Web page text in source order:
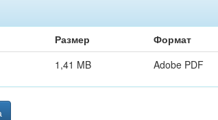
Размер
Формат
1,41 MB Adobe PDF